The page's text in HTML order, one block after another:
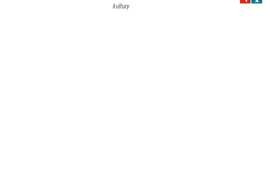
kultury